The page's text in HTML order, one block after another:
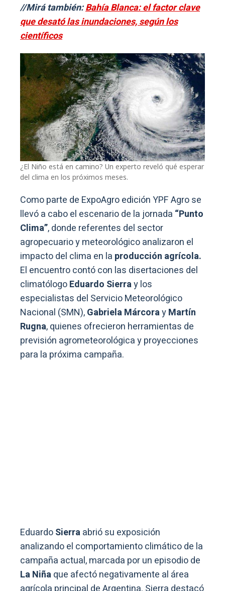
//Mirá también:Bahía Blanca: el factor clave
que desató las inundaciones, según los
científicos
¿El Niño está en camino? Un experto reveló qué esperar
del clima en los próximos meses.
Como parte de ExpoAgro edición YPF Agro se
llevó a cabo el escenario de la jornada “Punto
Clima”, donde referentes del sector
agropecuario y meteorológico analizaron el
impacto del clima en la producción agrícola.
El encuentro contó con las disertaciones del
climatólogoEduardo Sierray los
especialistas del Servicio Meteorológico
Nacional (SMN),Gabriela MárcorayMartín
Rugna, quienes ofrecieron herramientas de
previsión agrometeorológica y proyecciones
para la próxima campaña.
EduardoSierraabrió su exposición
analizando el comportamiento climático de la
campaña actual, marcada por un episodio de
La Niñaque afectó negativamente al área